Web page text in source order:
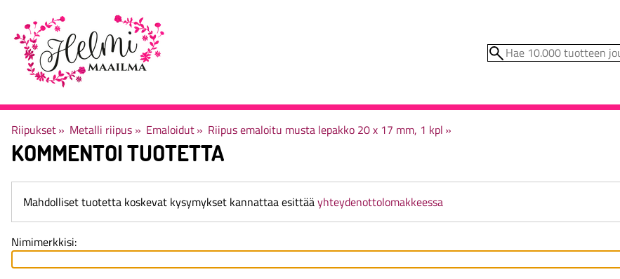
Riipukset‪» Metalli riipus ‪» Emaloidut‪» Riipus emaloitu musta lepakko 20 x 17 mm, 1 kpl ‪»
KOMMENTOI TUOTETTA
Mahdolliset tuotetta koskevat kysymykset kannattaa esittääyhteydenottolomakkeessa
Nimimerkkisi: